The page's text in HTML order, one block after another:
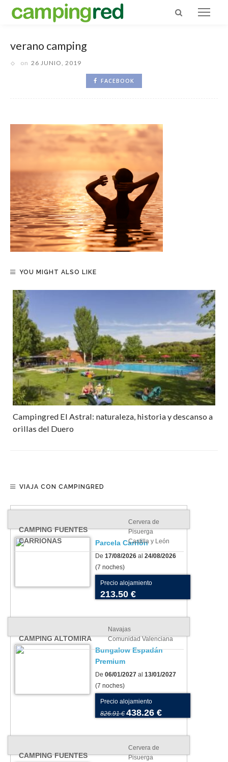
verano camping
on 26 JUNIO, 2019
FACEBOOK
YOU MIGHT ALSO LIKE
Campingred El Astral: naturaleza, historia y descanso a
orillas del Duero
VIAJA CON CAMPINGRED
CAMPING FUENTES
CARRIONAS
Cervera de
Pisuerga
Castilla y León
Parcela Carrión
De 17/08/2026 al 24/08/2026
(7 noches)
Precio alojamiento
213.50 €
CAMPING ALTOMIRA
Navajas
Comunidad Valenciana
Bungalow Espadán
Premium
De 06/01/2027 al 13/01/2027
(7 noches)
Precio alojamiento
826.91 € 438.26 €
CAMPING FUENTES
Cervera de
Pisuerga